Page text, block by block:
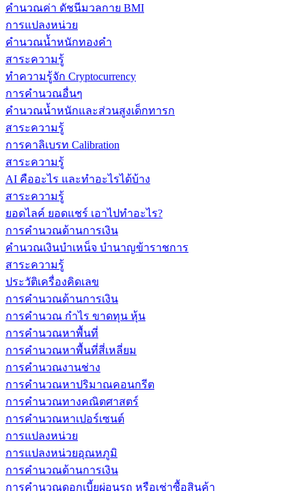
คำนวณค่า ดัชนีมวลกาย BMI
การแปลงหน่วย
คำนวณน้ำหนักทองคำ
สาระความรู้
ทำความรู้จัก Cryptocurrency
การคำนวณอื่นๆ
คำนวณน้ำหนักและส่วนสูงเด็กทารก
สาระความรู้
การคาลิเบรท Calibration
สาระความรู้
AI คืออะไร และทำอะไรได้บ้าง
สาระความรู้
ยอดไลค์ ยอดแชร์ เอาไปทำอะไร?
การคำนวณด้านการเงิน
คำนวณเงินบำเหน็จ บำนาญข้าราชการ
สาระความรู้
ประวัติเครื่องคิดเลข
การคำนวณด้านการเงิน
การคำนวณ กำไร ขาดทุน หุ้น
การคำนวณหาพื้นที่
การคำนวณหาพื้นที่สี่เหลี่ยม
การคำนวณงานช่าง
การคำนวณหาปริมาณคอนกรีต
การคำนวณทางคณิตศาสตร์
การคำนวณหาเปอร์เซนต์
การแปลงหน่วย
การแปลงหน่วยอุณหภูมิ
การคำนวณด้านการเงิน
การคำนวณดอกเบี้ยผ่อนรถ หรือเช่าซื้อสินค้า